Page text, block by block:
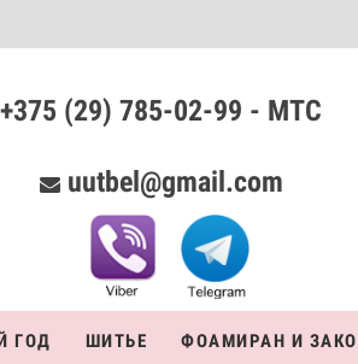
+375 (29) 785-02-99 - МТС
uutbel@gmail.com
ГОД ШИТЬЕ ФОАМИРАН И